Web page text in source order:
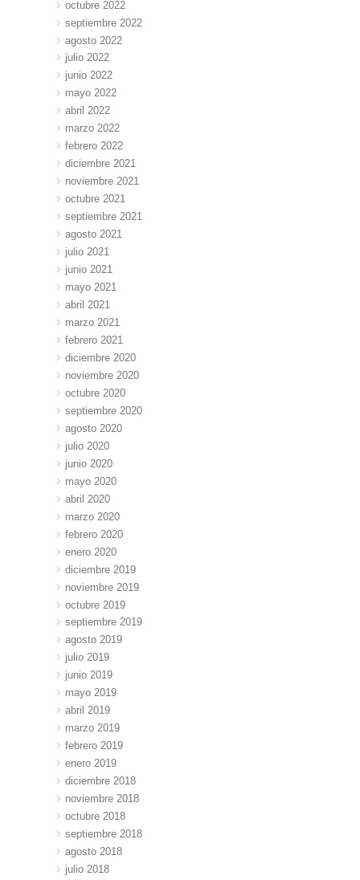
octubre 2022
septiembre 2022
agosto 2022
julio 2022
junio 2022
mayo 2022
abril 2022
marzo 2022
febrero 2022
diciembre 2021
noviembre 2021
octubre 2021
septiembre 2021
agosto 2021
julio 2021
junio 2021
mayo 2021
abril 2021
marzo 2021
febrero 2021
diciembre 2020
noviembre 2020
octubre 2020
septiembre 2020
agosto 2020
julio 2020
junio 2020
mayo 2020
abril 2020
marzo 2020
febrero 2020
enero 2020
diciembre 2019
noviembre 2019
octubre 2019
septiembre 2019
agosto 2019
julio 2019
junio 2019
mayo 2019
abril 2019
marzo 2019
febrero 2019
enero 2019
diciembre 2018
noviembre 2018
octubre 2018
septiembre 2018
agosto 2018
julio 2018